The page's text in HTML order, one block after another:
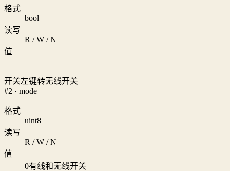
格式
bool
读写
R / W / N
值
—
开关左键转无线开关
#2 · mode
格式
uint8
读写
R / W / N
值
0有线和无线开关